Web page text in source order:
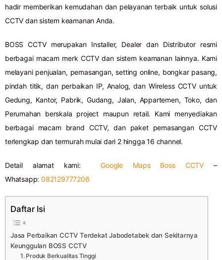
hadir memberikan kemudahan dan pelayanan terbaik untuk solusi
CCTV dan sistem keamanan Anda.
BOSS CCTV merupakan Installer, Dealer dan Distributor resmi
berbagai macam merk CCTV dan sistem keamanan lainnya. Kami
melayani penjualan, pemasangan, setting online, bongkar pasang,
pindah titik, dan perbaikan IP, Analog, dan Wireless CCTV untuk
Gedung, Kantor, Pabrik, Gudang, Jalan, Appartemen, Toko, dan
Perumahan berskala project maupun retail. Kami menyediakan
berbagai macam brand CCTV, dan paket pemasangan CCTV
terlengkap dan termurah mulai dari 2 hingga 16 channel.
Detail alamat kami:Google Maps Boss CCTV –
Whatsapp:082129777206
Daftar Isi
Jasa Perbaikan CCTV Terdekat Jabodetabek dan Sekitarnya
Keunggulan BOSS CCTV
1. Produk Berkualitas Tinggi